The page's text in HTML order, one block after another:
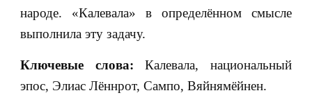
народе. «Калевала» в определённом смысле
выполнила эту задачу.
Ключевые слова: Калевала, национальный
эпос, Элиас Лённрот, Сампо, Вяйнямёйнен.